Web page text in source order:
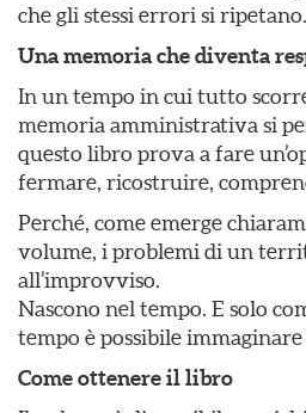
che gli stessi errori si ripetano.
Una memoria che diventa
In un tempo in cui tutto
memoria amministrativa si
questo libro prova a fare
fermare, ricostruire,
Perché, come emerge
volume, i problemi di un
all’improvviso.
Nascono nel tempo. E solo
tempo è possibile
Come ottenere il libro